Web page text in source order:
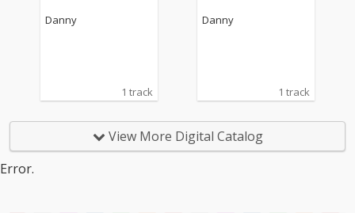
Danny
1 track
Danny
1 track
View More Digital Catalog
Error.